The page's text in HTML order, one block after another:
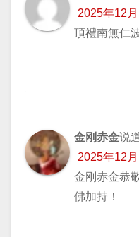
2025年12
頂禮南無仁
金刚赤金说
2025年12
金刚赤金恭
佛加持！